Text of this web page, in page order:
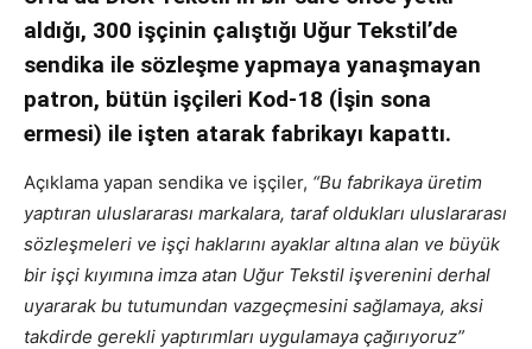
aldığı, 300 işçinin çalıştığı Uğur Tekstil’de
sendika ile sözleşme yapmaya yanaşmayan
patron, bütün işçileri Kod-18 (İşin sona
ermesi) ile işten atarak fabrikayı kapattı.
Açıklama yapan sendika ve işçiler, “Bu fabrikaya üretim
yaptıran uluslararası markalara, taraf oldukları uluslararası
sözleşmeleri ve işçi haklarını ayaklar altına alan ve büyük
bir işçi kıyımına imza atan Uğur Tekstil işverenini derhal
uyararak bu tutumundan vazgeçmesini sağlamaya, aksi
takdirde gerekli yaptırımları uygulamaya çağırıyoruz”